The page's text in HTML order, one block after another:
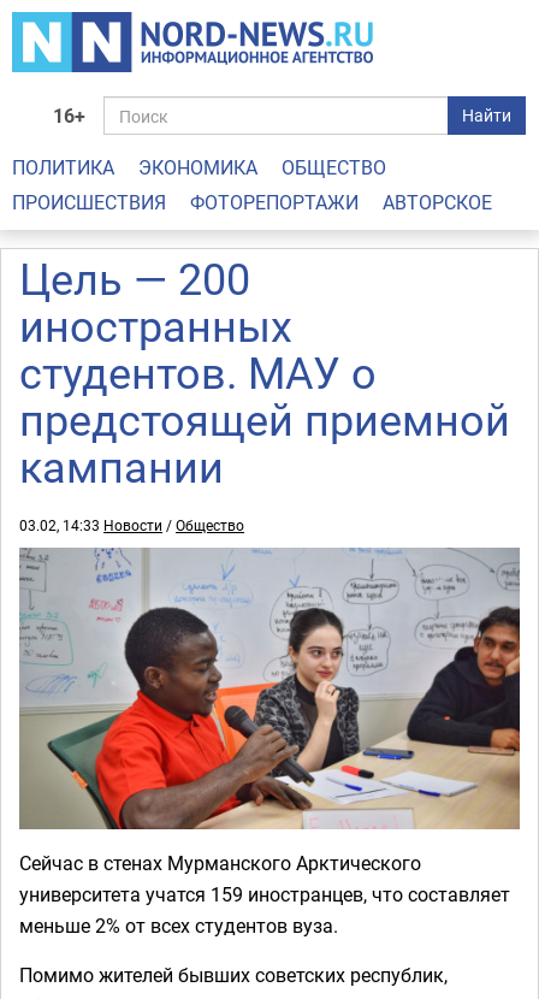
16+ Найти
ПОЛИТИКА ЭКОНОМИКА
ОБЩЕСТВО
ПРОИСШЕСТВИЯ
ФОТОРЕПОРТАЖИ АВТОРСКОЕ
Цель — 200
иностранных
студентов. МАУ о
предстоящей приемной
кампании
03.02, 14:33 Новости /Общество
Сейчас в стенах Мурманского Арктического
университета учатся 159 иностранцев, что составляет
меньше 2% от всех студентов вуза.
Помимо жителей бывших советских республик,